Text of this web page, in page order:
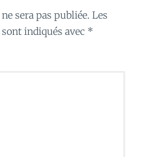
sera pas publiée. Les
indiqués avec *